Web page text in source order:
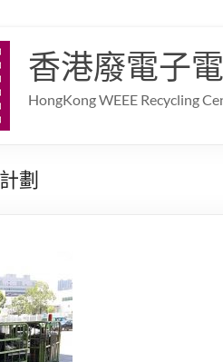
香港廢電子
HongKong WEEE Recycling
劃